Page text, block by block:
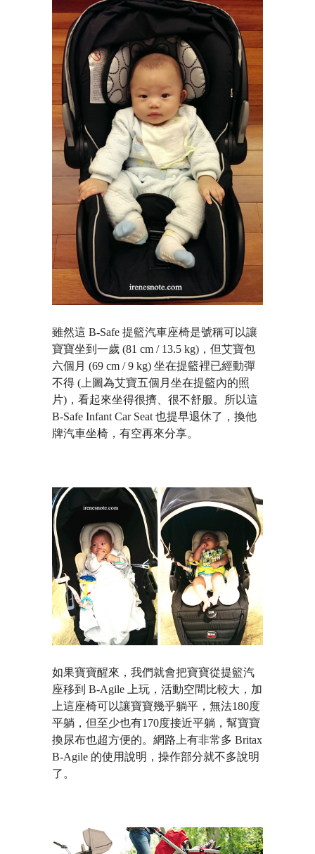
雖然這 B-Safe 提籃汽車座椅是號稱可以讓
寶寶坐到一歲 (81 cm / 13.5 kg)，但艾寶包
六個月 (69 cm / 9 kg) 坐在提籃裡已經動彈
不得 (上圖為艾寶五個月坐在提籃內的照
片)，看起來坐得很擠、很不舒服。所以這
B-Safe Infant Car Seat 也提早退休了，換他
牌汽車坐椅，有空再來分享。
如果寶寶醒來，我們就會把寶寶從提籃汽
座移到 B-Agile 上玩，活動空間比較大，加
上這座椅可以讓寶寶幾乎躺平，無法180度
平躺，但至少也有170度接近平躺，幫寶寶
換尿布也超方便的。網路上有非常多 Britax
B-Agile 的使用說明，操作部分就不多說明
了。